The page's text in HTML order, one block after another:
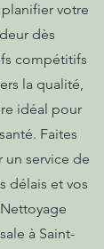
votre
dès
compétitifs
la qualité,
idéal pour
Faites
un service de
délais et vos
à Saint-